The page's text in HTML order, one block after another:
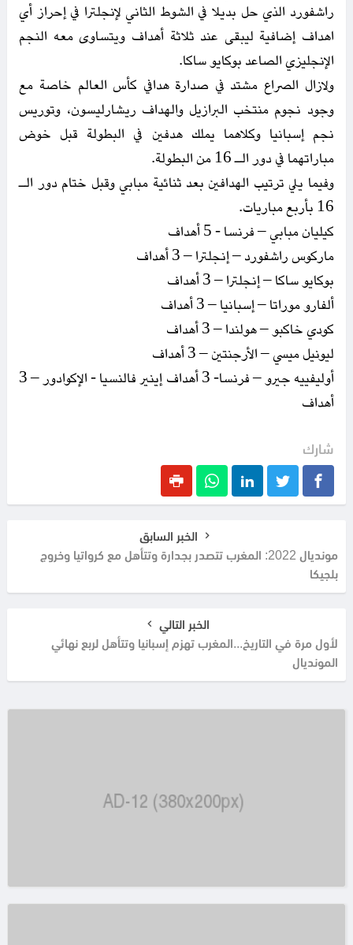
راشفورد الذي حل بديلا في الشوط الثاني لإنجلترا في إحراز أي
اهداف إضافية ليبقى عند ثلاثة أهداف ويتساوى معه النجم
الإنجليزي الصاعد بوكايو ساكا.
ولازال الصراع مشتد في صدارة هدافي كأس العالم خاصة مع
وجود نجوم منتخب البرازيل والهداف ريشارليسون، وتوريس
نجم إسبانيا وكلاهما يملك هدفين في البطولة قبل خوض
مباراتهما في دور الـ 16 من البطولة.
وفيما يلي ترتيب الهدافين بعد ثنائية مبابي وقبل ختام دور الـ
16 بأربع مباريات.
كيليان مبابي – فرنسا - 5 أهداف
ماركوس راشفورد – إنجلترا – 3 أهداف
بوكايو ساكا – إنجلترا – 3 أهداف
ألفارو موراتا – إسبانيا – 3 أهداف
كودي خاكبو – هولندا – 3 أهداف
ليونيل ميسي – الأرجنتين – 3 أهداف
أوليفييه جيرو – فرنسا- 3 أهداف إينير فالنسيا - الإكوادور – 3
أهداف
شارك
الخبر السابق
مونديال 2022: المغرب تتصدر بجدارة وتتأهل مع كرواتيا وخروج
بلجيكا
الخبر التالي
لأول مرة في التاريخ...المغرب تهزم إسبانيا وتتأهل لربع نهائي
المونديال